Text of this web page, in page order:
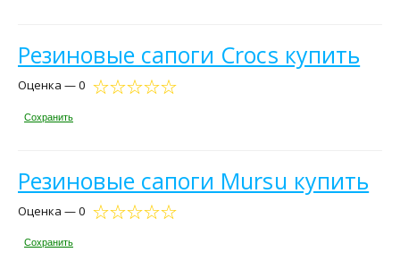
Резиновые сапоги Crocs купить
Оценка — 0
Сохранить
Резиновые сапоги Mursu купить
Оценка — 0
Сохранить